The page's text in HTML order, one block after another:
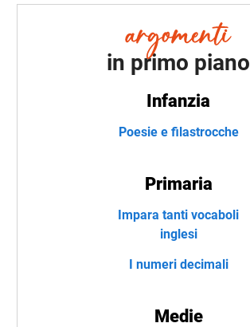
in primo piano
Infanzia
Poesie e filastrocche
Primaria
Impara tanti vocaboli
inglesi
I numeri decimali
Medie